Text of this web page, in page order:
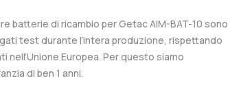
batterie di ricambio per Getac AIM-BAT-10 sono
test durante l’intera produzione, rispettando
nell’Unione Europea. Per questo siamo
di ben 1 anni.